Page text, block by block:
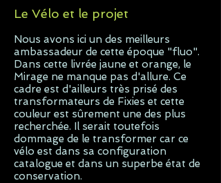
Le Vélo et le projet
Nous avons ici un des meilleurs
ambassadeur de cette époque "fluo".
Dans cette livrée jaune et orange, le
Mirage ne manque pas d'allure. Ce
cadre est d'ailleurs très prisé des
transformateurs de Fixies et cette
couleur est sûrement une des plus
recherchée. Il serait toutefois
dommage de le transformer car ce
vélo est dans sa configuration
catalogue et dans un superbe état de
conservation.